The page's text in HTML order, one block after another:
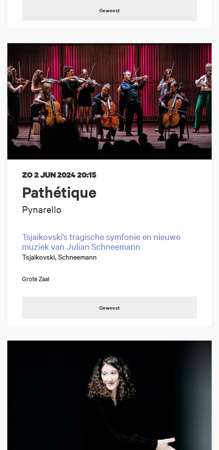
Geweest
Pathétique
Pynarello
ZO 2 JUN 202420:15
Tsjaikovski’s tragische symfonie en nieuwe
muziek van Julian Schneemann
Tsjaikovski, Schneemann
Grote Zaal
Geweest